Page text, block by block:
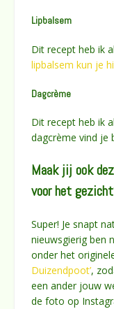
Lipbalsem
Dit recept heb ik
lipbalsem kun je
Dagcrème
Dit recept heb ik
dagcrème vind je
Maak jij ook
voor het
Super! Je snapt
nieuwsgierig ben
onder het
Duizendpoot’,
een ander jouw
de foto op